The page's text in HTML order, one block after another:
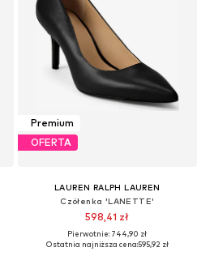
Premium
OFERTA
LAUREN RALPH LAUREN
Czółenka 'LANETTE'
598,41 zł
Pierwotnie: 744,90 zł
Ostatnia najniższa cena:595,92 zł